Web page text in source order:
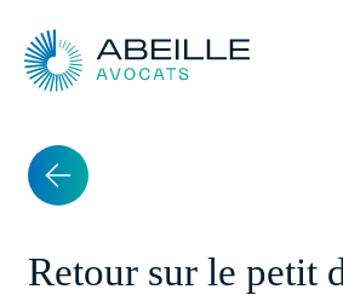
Retour sur le petit